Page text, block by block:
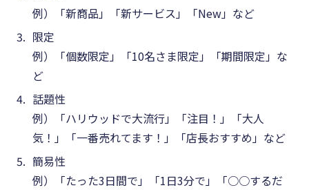
例）「新商品」「新サービス」「New」など
限定
例）「個数限定」「10名さま限定」「期間限定」な
ど
話題性
例）「ハリウッドで大流行」「注目！」「大人
気！」「一番売れてます！」「店長おすすめ」など
簡易性
例）「たった3日間で」「1日3分で」「○○するだ